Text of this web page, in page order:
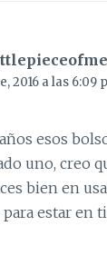
2016 a las 6:09
esos
uno, creo
bien en
para estar en